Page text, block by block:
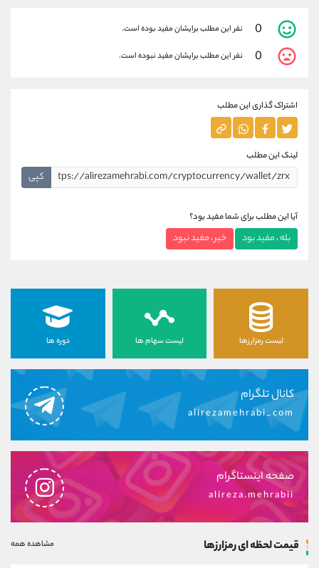
0 نفر این مطلب برایشان مفید بوده است.
0 نفر این مطلب برایشان مفید نبوده است.
اشتراک گذاری این مطلب
لینک این مطلب
کپی
آیا این مطلب برای شما مفید بود؟
بله ، مفید بود خیر ، مفید نبود
لیست رمزارزها لیست سهام ها دوره ها
کانال تلگرام
alirezamehrabi_com
صفحه اینستاگرام
alireza.mehrabii
قیمت لحظه ای رمزارزها مشاهده همه